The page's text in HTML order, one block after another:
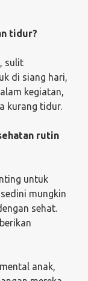
tidur?
sulit
di siang hari,
kegiatan,
kurang tidur.
rutin
untuk
mungkin
sehat.
anak,